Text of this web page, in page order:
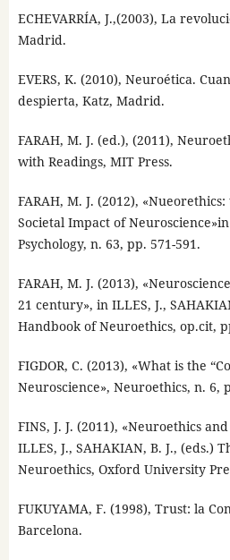
ECHEVARRÍA, J.,(2003), La
Madrid.
EVERS, K. (2010), Neuroética.
despierta, Katz, Madrid.
FARAH, M. J. (ed.), (2011),
with Readings, MIT Press.
FARAH, M. J. (2012),
Societal Impact of
Psychology, n. 63, pp. 571-591.
FARAH, M. J. (2013),
21 century», in ILLES, J.,
Handbook of Neuroethics, op.cit,
FIGDOR, C. (2013), «What is the
Neuroscience», Neuroethics, n. 6,
FINS, J. J. (2011), «Neuroethics
ILLES, J., SAHAKIAN, B. J., (eds.)
Neuroethics, Oxford University
FUKUYAMA, F. (1998), Trust: la
Barcelona.